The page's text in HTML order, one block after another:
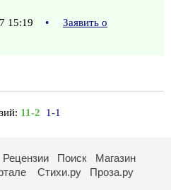
15:19 •
Заявить о
11-2 1-1
Рецензии Поиск
Магазин
Стихи.ру Проза.ру